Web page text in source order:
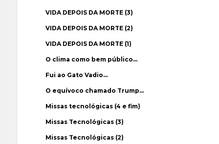
VIDA DEPOIS DA MORTE (3)
VIDA DEPOIS DA MORTE (2)
VIDA DEPOIS DA MORTE (1)
O clima como bem público…
Fui ao Gato Vadio…
O equívoco chamado Trump…
Missas tecnológicas (4 e fim)
Missas Tecnológicas (3)
Missas Tecnológicas (2)